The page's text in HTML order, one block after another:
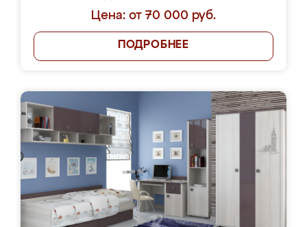
Цена: от 70 000 руб.
ПОДРОБНЕЕ